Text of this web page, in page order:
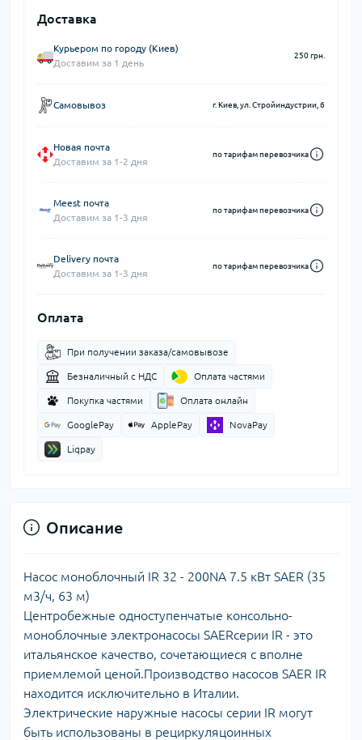
Доставка
Курьером по городу (Киев)
Доставим за 1 день
250 грн.
Самовывоз г. Киев, ул. Стройиндустрии, 6
Новая почта
Доставим за 1-2 дня
по тарифам перевозчика
Meest почта
Доставим за 1-3 дня
по тарифам перевозчика
Delivery почта
Доставим за 1-3 дня
по тарифам перевозчика
Оплата
При получении заказа/самовывозе
Безналичный с НДС Оплата частями
Покупка частями Оплата онлайн
GooglePay ApplePay NovaPay
Liqpay
Описание
Насос моноблочный IR 32 - 200NA 7.5 кВт SAER (35
м3/ч, 63 м)
Центробежные одноступенчатые консольно-
моноблочные электронасосы SAERсерии IR - это
итальянское качество, сочетающиеся с вполне
приемлемой ценой.Производство насосов SAER IR
находится исключительно в Италии.
Электрические наружные насосы серии IR могут
быть использованы в рециркуляцоинных